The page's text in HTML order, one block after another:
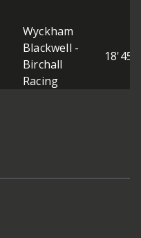
Wyckham
Blackwell -
Birchall
Racing